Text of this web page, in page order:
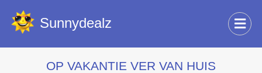
Sunnydealz
OP VAKANTIE VER VAN HUIS